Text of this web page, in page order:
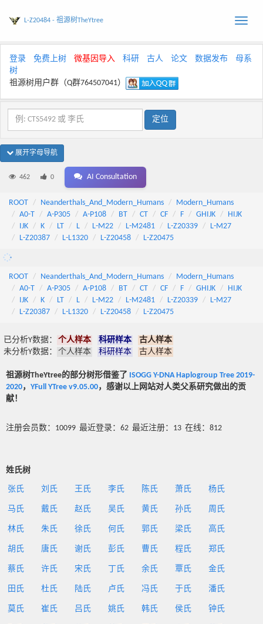
Toggle
L-Z20484 - 祖源树TheYtree
登录 免费上树 微基因导入 科研 古人 论文 数据发布
母系
树
祖源树用户群（Q群764507041）
展开字母导航
462 0 AI Consultation
ROOT Neanderthals_And_Modern_Humans
Modern_Humans
A0-T
A-P305 A-P108 BT CT CF F GHIJK
HIJK
IJK
K LT L L-M22 L-M2481 L-Z20339
L-M27
L-Z20387
L-L1320 L-Z20458 L-Z20475
ROOT Neanderthals_And_Modern_Humans
Modern_Humans
A0-T
A-P305 A-P108 BT CT CF F GHIJK
HIJK
IJK
K LT L L-M22 L-M2481 L-Z20339
L-M27
L-Z20387
L-L1320 L-Z20458 L-Z20475
已分析Y数据： 个人样本 科研样本
古人样本
未分析Y数据：
个人样本 科研样本 古人样本
祖源树TheYtree的部分树形借鉴了 ISOGG Y-DNA Haplogroup Tree 2019-
2020， YFull YTree v9.05.00，感谢以上网站对人类父系研究做出的贡
献！
注册会员数：10099 最近登录：62 最近注册：13 在线：812
姓氏树
张氏 刘氏 王氏 李氏 陈氏 萧氏 杨氏
马氏 戴氏 赵氏 吴氏 黄氏 孙氏 周氏
林氏 朱氏 徐氏 何氏 郭氏 梁氏 高氏
胡氏 唐氏 谢氏 彭氏 曹氏 程氏 郑氏
蔡氏 许氏 宋氏 丁氏 余氏 覃氏 金氏
田氏 杜氏 陆氏 卢氏 冯氏 于氏 潘氏
莫氏 崔氏 吕氏 姚氏 韩氏 侯氏 钟氏